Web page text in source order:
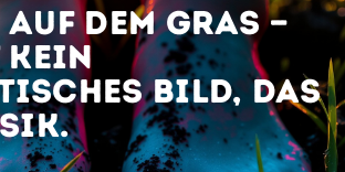
dem Gras —
Bild, das